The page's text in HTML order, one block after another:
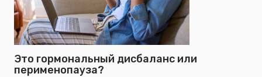
Это гормональный дисбаланс или
перименопауза?